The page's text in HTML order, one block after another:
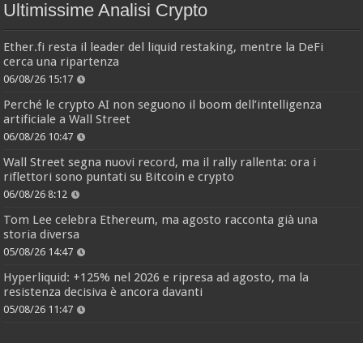
Ultimissime Analisi Crypto
Ether.fi resta il leader del liquid restaking, mentre la DeFi
cerca una ripartenza
06/08/26 15:17
Perché le crypto AI non seguono il boom dell’intelligenza
artificiale a Wall Street
06/08/26 10:47
Wall Street segna nuovi record, ma il rally rallenta: ora i
riflettori sono puntati su Bitcoin e crypto
06/08/26 8:12
Tom Lee celebra Ethereum, ma agosto racconta già una
storia diversa
05/08/26 14:47
Hyperliquid: +125% nel 2026 e ripresa ad agosto, ma la
resistenza decisiva è ancora davanti
05/08/26 11:47